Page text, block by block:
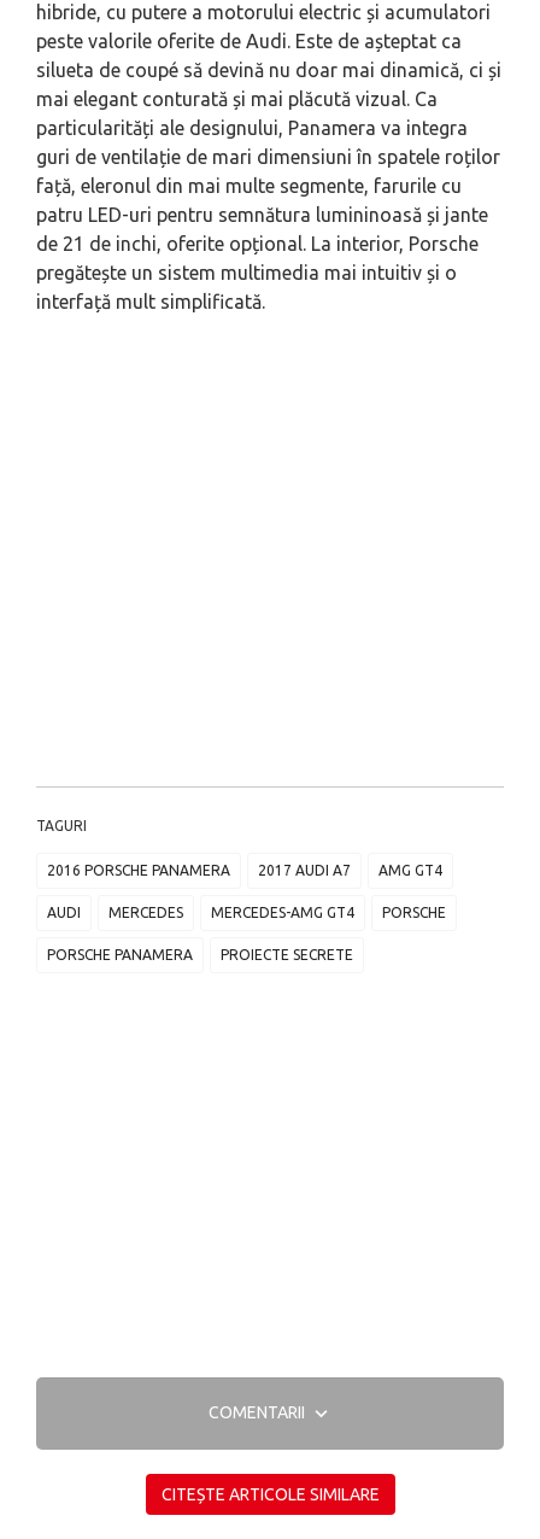
hibride, cu putere a motorului electric și acumulatori
peste valorile oferite de Audi. Este de așteptat ca
silueta de coupé să devină nu doar mai dinamică, ci și
mai elegant conturată și mai plăcută vizual. Ca
particularități ale designului, Panamera va integra
guri de ventilație de mari dimensiuni în spatele roților
față, eleronul din mai multe segmente, farurile cu
patru LED-uri pentru semnătura lumininoasă și jante
de 21 de inchi, oferite opțional. La interior, Porsche
pregătește un sistem multimedia mai intuitiv și o
interfață mult simplificată.
TAGURI
2016 PORSCHE PANAMERA 2017 AUDI A7 AMG GT4
AUDI MERCEDES MERCEDES-AMG GT4 PORSCHE
PORSCHE PANAMERA PROIECTE SECRETE
COMENTARII
CITEȘTE ARTICOLE SIMILARE